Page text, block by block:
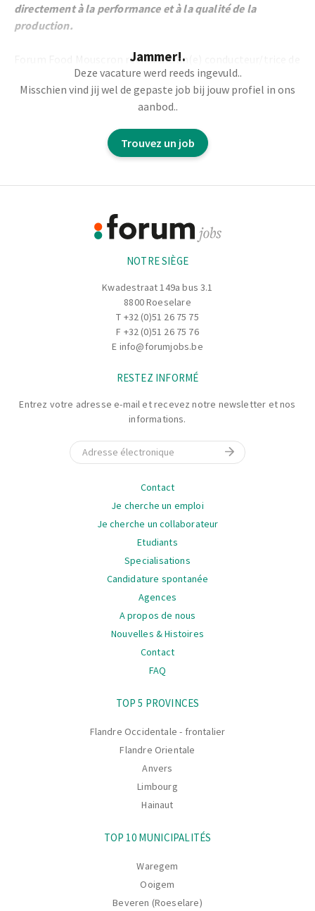
directement à la performance et à la qualité de la
production.
Forum Food Mouscron recherche un(e) conducteur/trice de
ligne pour une société spécialisée dans les viennoiseries
surgelées, située à Mouscron.
conducteur de ligne, vous jouez un rôle clé
dans le bon déroulement de la production:
développez progressivement une maîtrise de
l’ensemble des lignes.
coordonnez et accompagnez une équipe de 4 à
, en assurant un suivi régulier avec le
motivez votre équipe
afin d’atteindre les
objectifs de production dans le respect des normes de
sécurité, qualité et hygiène.
réglages nécessaires des
Vous assurez le
démarrage de la ligne
nettoyage
ainsi que les opérations defin de production
situation et intervenez efficacement
pour limiter les
arrêts de production.
Jammer!.
Deze vacature werd reeds ingevuld..
Misschien vind jij wel de gepaste job bij jouw profiel in ons
aanbod..
Trouvez un job
NOTRE SIÈGE
Kwadestraat 149a bus 3.1
8800 Roeselare
T +32 (0)51 26 75 75
F +32 (0)51 26 75 76
E info@forumjobs.be
RESTEZ INFORMÉ
Entrez votre adresse e-mail et recevez notre newsletter et nos
informations.
E-mail
Contact
Je cherche un emploi
Je cherche un collaborateur
Etudiants
Specialisations
Candidature spontanée
Agences
A propos de nous
Nouvelles & Histoires
Contact
FAQ
TOP 5 PROVINCES
Flandre Occidentale - frontalier
Flandre Orientale
Anvers
Limbourg
Hainaut
TOP 10 MUNICIPALITÉS
Waregem
Ooigem
Beveren (Roeselare)